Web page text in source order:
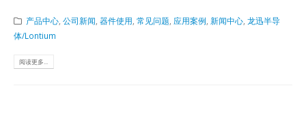
产品中心, 公司新闻 器件使用 常见问题 应用案例 新闻中心, 龙迅半导
体/Lontium
阅读更多...